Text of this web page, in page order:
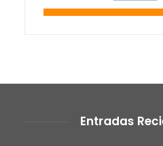
Entradas